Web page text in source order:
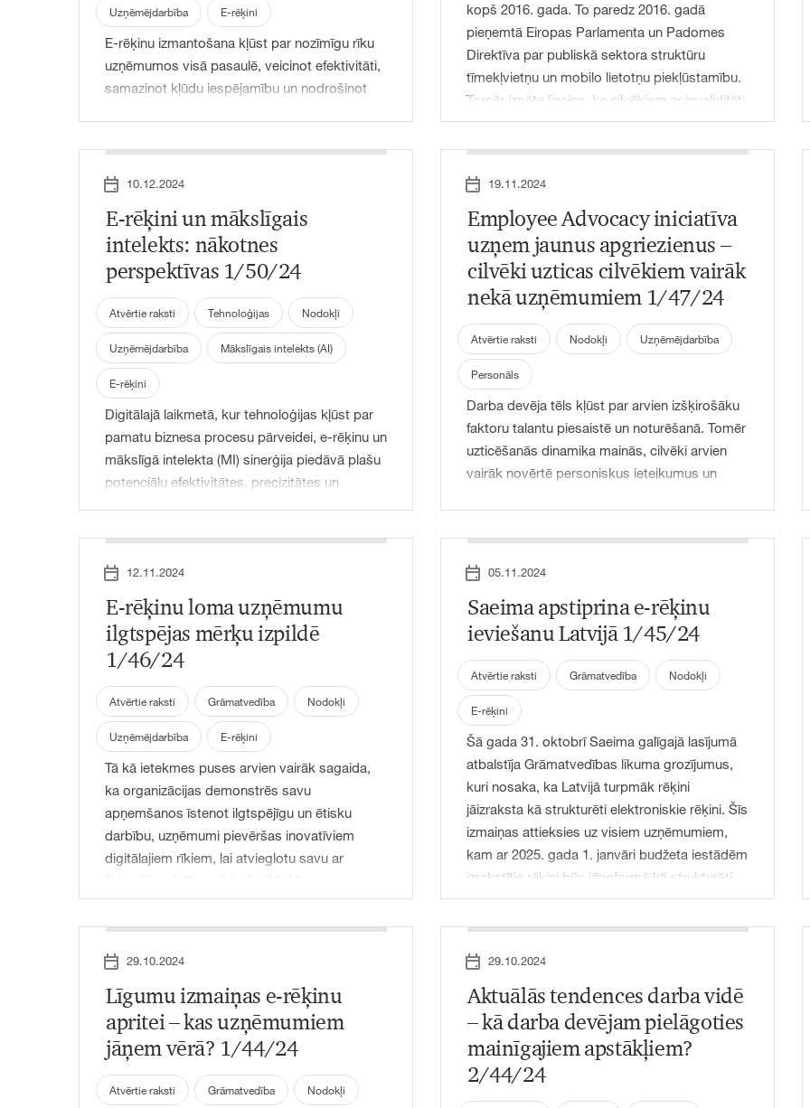
Uzņēmējdarbība E-rēķini
E-rēķinu izmantošana kļūst par nozīmīgu rīku
uzņēmumos visā pasaulē, veicinot efektivitāti,
samazinot kļūdu iespējamību un nodrošinot
funkcijas deleģēt ārpakalpojumu sniedzējiem,
rodas jautājumi par to, kam jāuzņemas
Šajā rakstā aplūkotas galvenās lomas,
atbildības un sadarbības principi, kas palīdzēs
uzņēmumiem veiksmīgi ieviest e-rēķinu
kopš 2016. gada. To paredz 2016. gadā
pieņemtā Eiropas Parlamenta un Padomes
Direktīva par publiskā sektora struktūru
tīmekļvietņu un mobilo lietotņu piekļūstamību.
Tomēr izpēte liecina, ka cilvēkiem ar invaliditāti
joprojām ir lielas grūtības piekļūt informācijai
mājaslapu izpētes tiesībsargs secinājis, ka
neviena no tām nav pilnvērtīgi piekļūstama
cilvēkiem ar invaliditāti. Šajā rakstā
skaidrosim, kas tieši ir piekļūstamība un kāpēc
tā ir svarīga arī uzņēmumiem, kā arī aplūkosim
digitālo resursu un pakalpojumu
piekļūstamības būtību, pamatojumu,
normatīvo regulējumu, praksi un ieteikumus
sekmīgai piekļūstamības nodrošināšanai.
10.12.2024
E-rēķini un mākslīgais
intelekts: nākotnes
perspektīvas 1/50/24
Atvērtie raksti Tehnoloģijas Nodokļi
Uzņēmējdarbība Mākslīgais intelekts (AI)
E-rēķini
Digitālajā laikmetā, kur tehnoloģijas kļūst par
pamatu biznesa procesu pārveidei, e-rēķinu un
mākslīgā intelekta (MI) sinerģija piedāvā plašu
potenciālu efektivitātes, precizitātes un
ētisku praksi un datu aizsardzību. Šajā rakstā
aplūkosim, kā e-rēķinu un MI tehnoloģiju
integrācija maina uzņēmējdarbību, kādi ir
galvenie izaicinājumi un kas organizācijām
jāņem vērā, pielāgojoties mainīgajai
normatīvajai videi.
19.11.2024
Employee Advocacy iniciatīva
uzņem jaunus apgriezienus –
cilvēki uzticas cilvēkiem vairāk
nekā uzņēmumiem 1/47/24
Atvērtie raksti Nodokļi Uzņēmējdarbība
Personāls
Darba devēja tēls kļūst par arvien izšķirošāku
faktoru talantu piesaistē un noturēšanā. Tomēr
uzticēšanās dinamika mainās, cilvēki arvien
vairāk novērtē personiskus ieteikumus un
medijos un darbinieka privātajā profilā būs
atšķirīgs tonis, sasniegtspēja un pienesums.
Vidēji personīgā jeb darbinieka radītā
publikācija var sasniegt iesaistes līmeni, kas ir
2–3 reizes augstāks nekā uzņēmuma
kontaktiem un lielākai uzticamībai.
12.11.2024
E-rēķinu loma uzņēmumu
ilgtspējas mērķu izpildē
1/46/24
Atvērtie raksti Grāmatvedība Nodokļi
Uzņēmējdarbība E-rēķini
Tā kā ietekmes puses arvien vairāk sagaida,
ka organizācijas demonstrēs savu
apņemšanos īstenot ilgtspējīgu un ētisku
darbību, uzņēmumi pievēršas inovatīviem
digitālajiem rīkiem, lai atvieglotu savu ar
ilgtspēju saistīto mērķu izpildi. Viens no
šādiem rīkiem ir elektroniskie rēķini (e-rēķini).
Lai gan e-rēķini var šķist tikai operatīva
ilgtspējas kontekstā, palīdzot organizācijām
uzlabot ilgtspēju un stiprināt pārvaldību.
05.11.2024
Saeima apstiprina e-rēķinu
ieviešanu Latvijā 1/45/24
Atvērtie raksti Grāmatvedība Nodokļi
E-rēķini
Šā gada 31. oktobrī Saeima galīgajā lasījumā
atbalstīja Grāmatvedības likuma grozījumus,
kuri nosaka, ka Latvijā turpmāk rēķini
jāizraksta kā strukturēti elektroniskie rēķini. Šīs
izmaiņas attieksies uz visiem uzņēmumiem,
kam ar 2025. gada 1. janvāri budžeta iestādēm
izrakstītie rēķini būs jānoformē kā strukturēti
elektroniskie rēķini. No 2026. gada 1. janvāra šī
Business – B2B).
29.10.2024
Līgumu izmaiņas e-rēķinu
apritei – kas uzņēmumiem
jāņem vērā? 1/44/24
Atvērtie raksti Grāmatvedība Nodokļi
29.10.2024
Aktuālās tendences darba vidē
– kā darba devējam pielāgoties
mainīgajiem apstākļiem?
2/44/24